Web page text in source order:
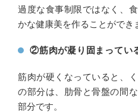
過度な食事制限ではなく、
かな健康美を作ることができ
②筋肉が凝り固まってい
筋肉が硬くなっていると、
の部分は、肋骨と骨盤の間
部分です。